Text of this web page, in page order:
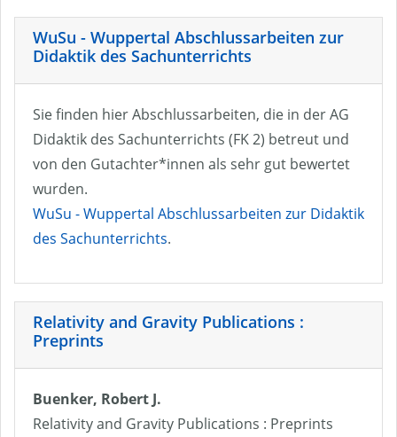
WuSu - Wuppertal Abschlussarbeiten zur
Didaktik des Sachunterrichts
Sie finden hier Abschlussarbeiten, die in der AG
Didaktik des Sachunterrichts (FK 2) betreut und
von den Gutachter*innen als sehr gut bewertet
wurden.
WuSu - Wuppertal Abschlussarbeiten zur Didaktik
des Sachunterrichts.
Relativity and Gravity Publications :
Preprints
Buenker, Robert J.
Relativity and Gravity Publications : Preprints